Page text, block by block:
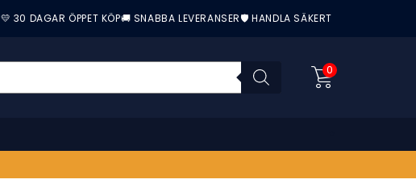
💛 30 DAGAR ÖPPET KÖP🚚 SNABBA LEVERANSER🛡️ HANDLA SÄKERT
0